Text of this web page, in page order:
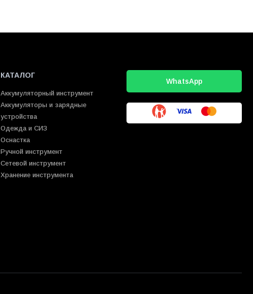
КАТАЛОГ
Аккумуляторный инструмент
Аккумуляторы и зарядные
устройства
Одежда и СИЗ
Оснастка
Ручной инструмент
Сетевой инструмент
Хранение инструмента
WhatsApp